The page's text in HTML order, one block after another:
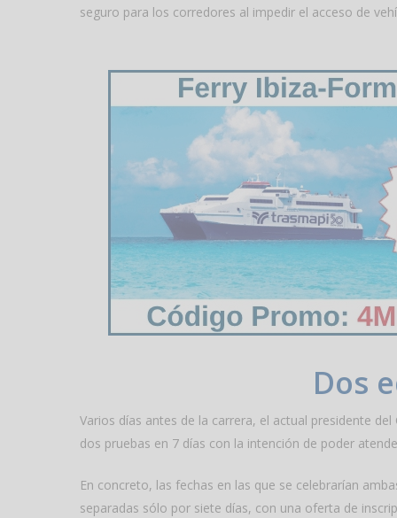
seguro para los corredores al impedir el acceso de
Dos
Varios días antes de la carrera, el actual presidente
dos pruebas en 7 días con la intención de poder
En concreto, las fechas en las que se celebrarían
separadas sólo por siete días, con una oferta de